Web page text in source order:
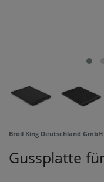
Broil King Deutschland GmbH
Gussplatte